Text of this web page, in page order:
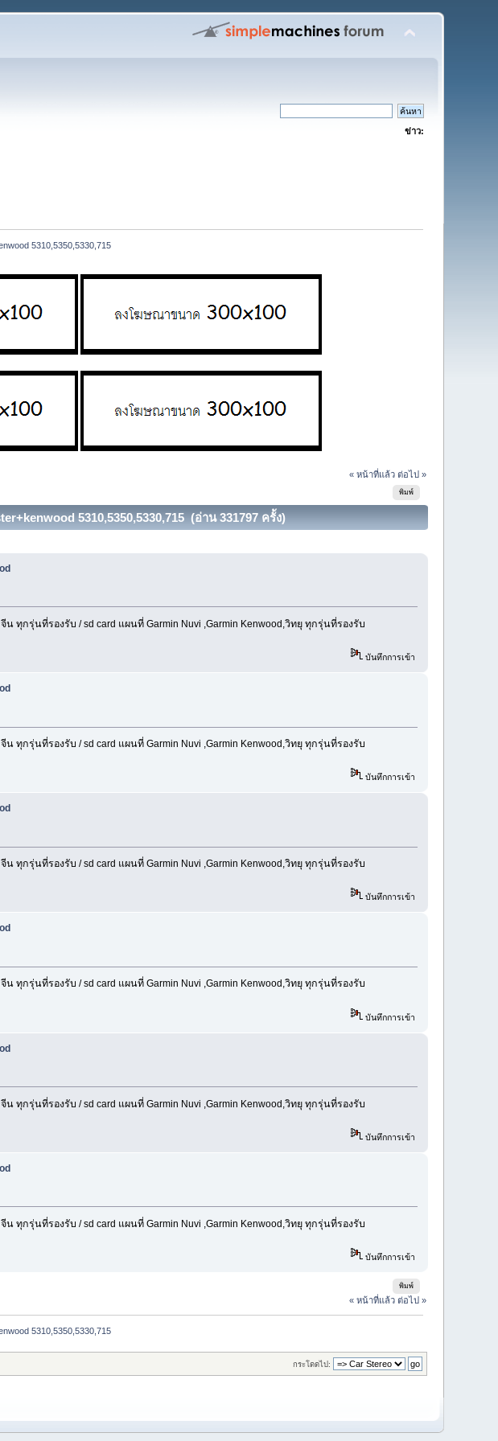
ข่าว:
5310,5350,5330,715
« หน้าที่แล้ว ต่อไป »
พิมพ์
5310,5350,5330,715 (อ่าน 331797 ครั้ง)
ทุกรุ่นที่รองรับ / sd card แผนที่ Garmin Nuvi ,Garmin Kenwood,วิทยุ ทุกรุ่นที่รองรับ
บันทึกการเข้า
ทุกรุ่นที่รองรับ / sd card แผนที่ Garmin Nuvi ,Garmin Kenwood,วิทยุ ทุกรุ่นที่รองรับ
บันทึกการเข้า
ทุกรุ่นที่รองรับ / sd card แผนที่ Garmin Nuvi ,Garmin Kenwood,วิทยุ ทุกรุ่นที่รองรับ
บันทึกการเข้า
ทุกรุ่นที่รองรับ / sd card แผนที่ Garmin Nuvi ,Garmin Kenwood,วิทยุ ทุกรุ่นที่รองรับ
บันทึกการเข้า
ทุกรุ่นที่รองรับ / sd card แผนที่ Garmin Nuvi ,Garmin Kenwood,วิทยุ ทุกรุ่นที่รองรับ
บันทึกการเข้า
ทุกรุ่นที่รองรับ / sd card แผนที่ Garmin Nuvi ,Garmin Kenwood,วิทยุ ทุกรุ่นที่รองรับ
บันทึกการเข้า
พิมพ์
« หน้าที่แล้ว ต่อไป »
5310,5350,5330,715
กระโดดไป: